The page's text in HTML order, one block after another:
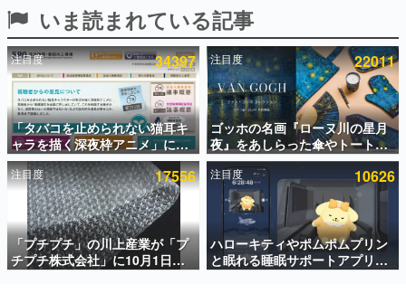
殿堂入り記事
SNS拡散数が数千以上！ ページビュー数万以上！ などな
ど。多くの人々に読まれた、電ファミ渾身の“殿堂入り”記
事をまとめました。
ゲームの企画書
名作ゲームクリエイターの方々に製作時のエピソードをお
聞きし、ヒットする企画（ゲーム）とは何か？を探ってい
きます。
赫本
この物語を解いてはいけない。『赫本』は、〈試験問題〉
の形をした短編ホラー小説集です。
新世代に訊く
これからのデジタルゲーム市場を担う若きクリエイター達
の姿を追い、彼らのルーツと情熱を探っていきます。
いま読まれている記事
注目度 34397
「タバコを止められない猫耳キ
ャラを描く深夜枠アニメ」に視
聴者の一部から批判意見。違法
薬物の使用と思わしき描写も含
めて、BPOが議論を交わす
注目度 22011
ゴッホの名画『ローヌ川の星月
夜』をあしらった傘やトートバ
ッグなどが登場。8月7日21時よ
り2日間限定で予約販売
注目度 17556
「プチプチ」の川上産業が「プ
チプチ株式会社」に10月1日よ
り社名変更へ。創業58年で初め
注目度 10626
ハローキティやポムポムプリン
と眠れる睡眠サポートアプリ
『ゆめたび』が配信中。キャラ